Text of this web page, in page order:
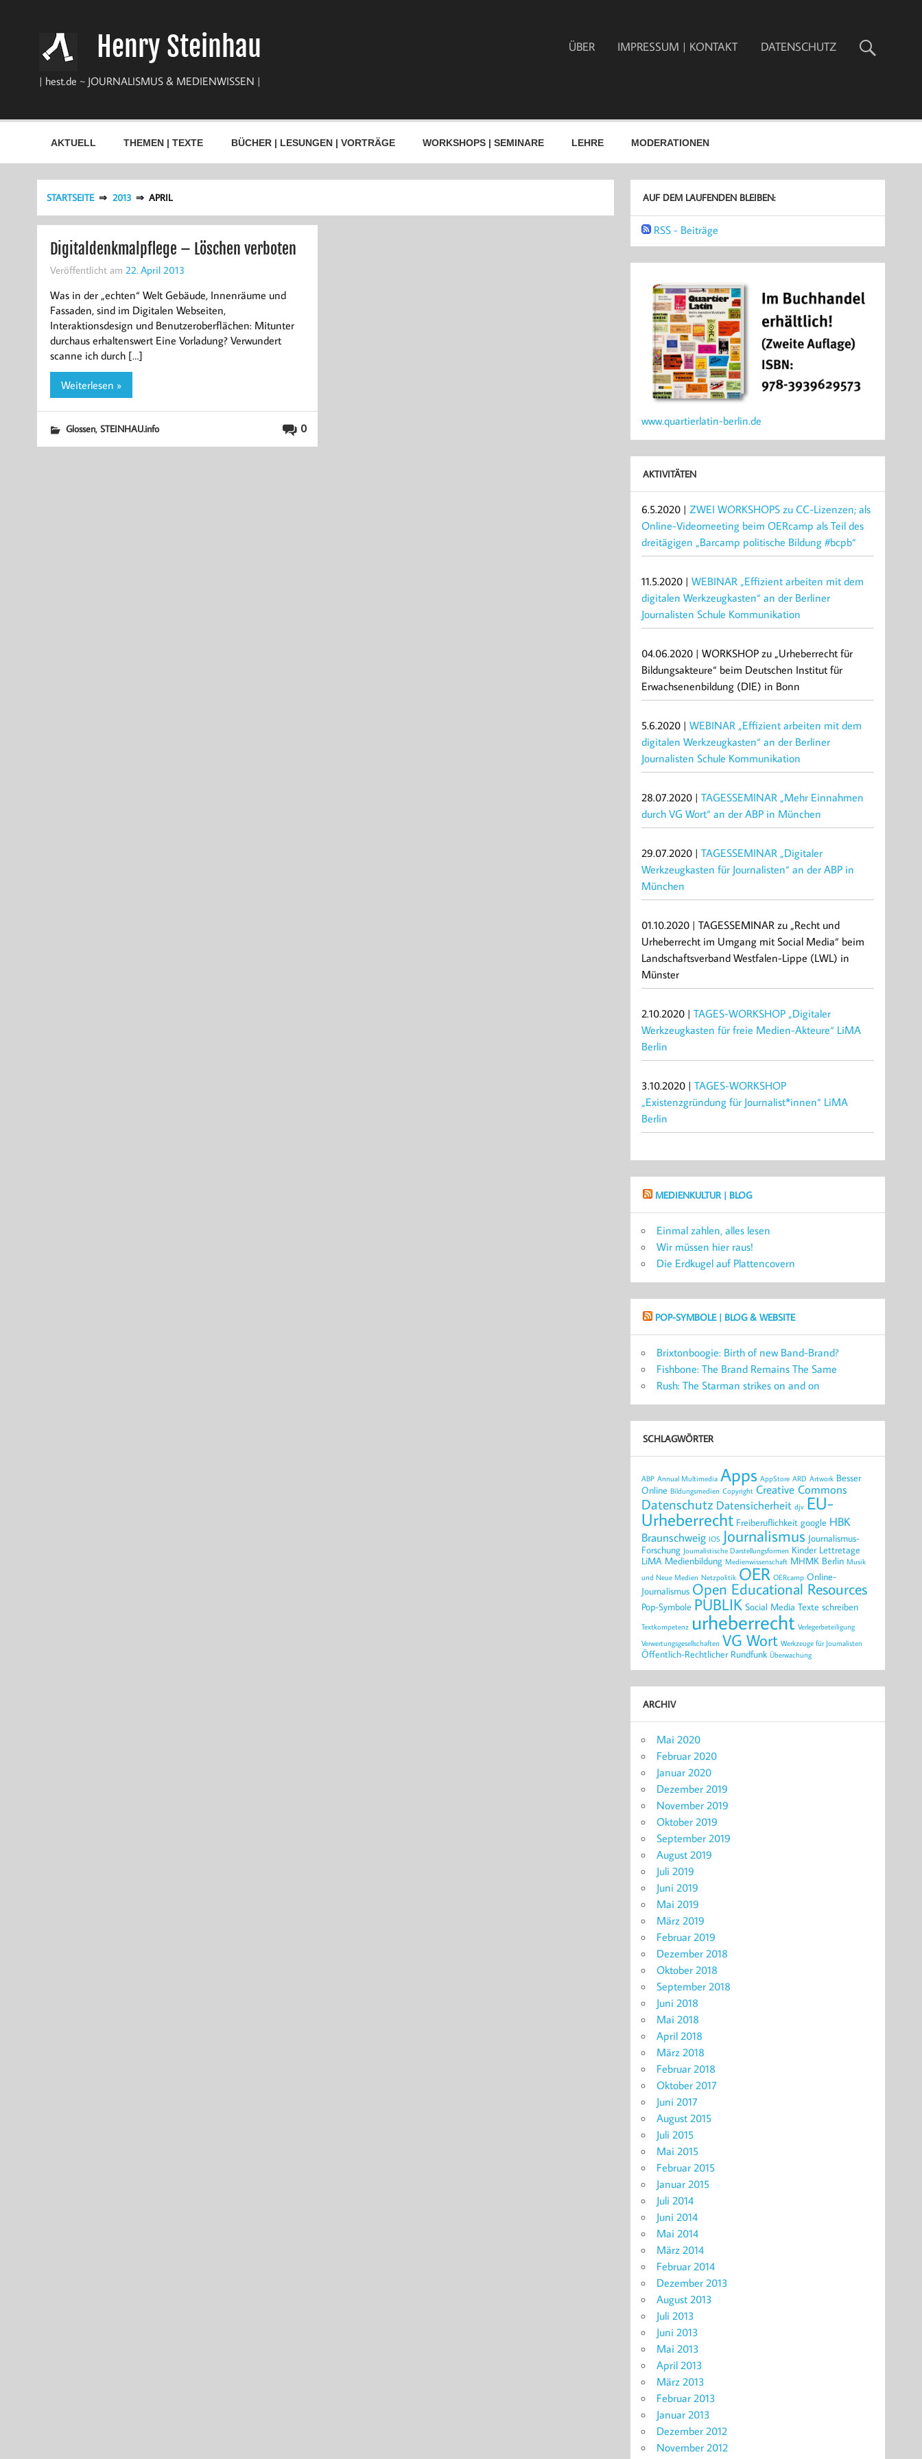
Henry Steinhau
| hest.de ~ JOURNALISMUS & MEDIENWISSEN |
ÜBER IMPRESSUM | KONTAKT DATENSCHUTZ
AKTUELL THEMEN | TEXTE BÜCHER | LESUNGEN | VORTRÄGE WORKSHOPS | SEMINARE LEHRE MODERATIONEN
STARTSEITE 2013 APRIL
Digitaldenkmalpflege – Löschen verboten
Veröffentlicht am 22. April 2013
Was in der „echten“ Welt Gebäude, Innenräume und
Fassaden, sind im Digitalen Webseiten,
Interaktionsdesign und Benutzeroberflächen: Mitunter
durchaus erhaltenswert Eine Vorladung? Verwundert
scanne ich durch […]
Weiterlesen »
0
Glossen, STEINHAU.info
AUF DEM LAUFENDEN BLEIBEN:
RSS - Beiträge
www.quartierlatin-berlin.de
AKTIVITÄTEN
6.5.2020 |ZWEI WORKSHOPS zu CC-Lizenzen; als
Online-Videomeeting beim OERcamp als Teil des
dreitägigen „Barcamp politische Bildung #bcpb“
11.5.2020 |WEBINAR „Effizient arbeiten mit dem
digitalen Werkzeugkasten“ an der Berliner
Journalisten Schule Kommunikation
04.06.2020 | WORKSHOP zu „Urheberrecht für
Bildungsakteure“ beim Deutschen Institut für
Erwachsenenbildung (DIE) in Bonn
5.6.2020 |WEBINAR „Effizient arbeiten mit dem
digitalen Werkzeugkasten“ an der Berliner
Journalisten Schule Kommunikation
28.07.2020 |TAGESSEMINAR „Mehr Einnahmen
durch VG Wort“ an der ABP in München
29.07.2020 |TAGESSEMINAR „Digitaler
Werkzeugkasten für Journalisten“ an der ABP in
München
01.10.2020 | TAGESSEMINAR zu „Recht und
Urheberrecht im Umgang mit Social Media“ beim
Landschaftsverband Westfalen-Lippe (LWL) in
Münster
2.10.2020 |TAGES-WORKSHOP „Digitaler
Werkzeugkasten für freie Medien-Akteure“ LiMA
Berlin
3.10.2020 |TAGES-WORKSHOP
„Existenzgründung für Journalist*innen“ LiMA
Berlin
MEDIENKULTUR | BLOG
Einmal zahlen, alles lesen
Wir müssen hier raus!
Die Erdkugel auf Plattencovern
POP-SYMBOLE | BLOG & WEBSITE
Brixtonboogie: Birth of new Band-Brand?
Fishbone: The Brand Remains The Same
Rush: The Starman strikes on and on
SCHLAGWÖRTER
ABP Annual Multimedia Apps AppStore ARD Artwork Besser
Online Bildungsmedien Copyright Creative Commons
Datenschutz Datensicherheit djv EU-
Urheberrecht Freiberuflichkeit google HBK
Braunschweig IOS Journalismus Journalismus-
Forschung Journalistische Darstellungsformen Kinder Lettretage
LiMA Medienbildung Medienwissenschaft MHMK Berlin Musik
und Neue Medien Netzpolitik OER OERcamp Online-
Journalismus Open Educational Resources
Pop-Symbole PUBLIK Social Media Texte schreiben
Textkompetenz urheberrecht Verlegerbeteiligung
Verwertungsgesellschaften VG Wort Werkzeuge für Journalisten
Öffentlich-Rechtlicher Rundfunk Überwachung
ARCHIV
Mai 2020
Februar 2020
Januar 2020
Dezember 2019
November 2019
Oktober 2019
September 2019
August 2019
Juli 2019
Juni 2019
Mai 2019
März 2019
Februar 2019
Dezember 2018
Oktober 2018
September 2018
Juni 2018
Mai 2018
April 2018
März 2018
Februar 2018
Oktober 2017
Juni 2017
August 2015
Juli 2015
Mai 2015
Februar 2015
Januar 2015
Juli 2014
Juni 2014
Mai 2014
März 2014
Februar 2014
Dezember 2013
August 2013
Juli 2013
Juni 2013
Mai 2013
April 2013
März 2013
Februar 2013
Januar 2013
Dezember 2012
November 2012